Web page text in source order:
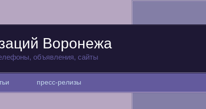
Воронежа
объявления, сайты
пресс-релизы